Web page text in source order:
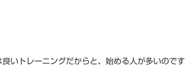
いトレーニングだからと、始める人が多いのです